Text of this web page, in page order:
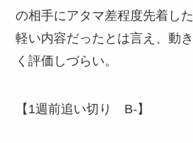
の相手にアタマ差程度先着し
軽い内容だったとは言え、動
く評価しづらい。
【1週前追い切り B-】